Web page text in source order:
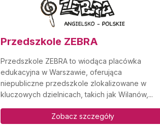
Przedszkole ZEBRA
Przedszkole ZEBRA to wiodąca placówka
edukacyjna w Warszawie, oferująca
niepubliczne przedszkole zlokalizowane w
kluczowych dzielnicach, takich jak Wilanów,...
Zobacz szczegóły